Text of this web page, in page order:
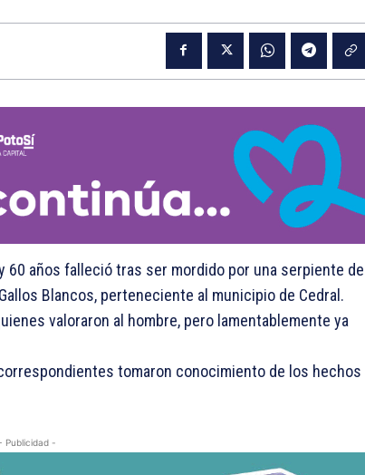
60 años falleció tras ser mordido por una serpiente de
Blancos, perteneciente al municipio de Cedral.
valoraron al hombre, pero lamentablemente ya
tomaron conocimiento de los hechos
Publicidad -